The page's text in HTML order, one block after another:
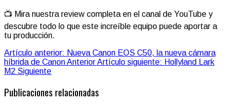
📺 Mira nuestra review completa en el canal de YouTube y
descubre todo lo que este increíble equipo puede aportar a
tu producción.
Artículo anterior: Nueva Canon EOS C50, la nueva cámara
híbrida de CanonAnteriorArtículo siguiente: Hollyland Lark
M2 Siguiente
Publicaciones relacionadas